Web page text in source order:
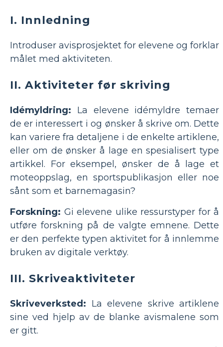
I. Innledning
Introduser avisprosjektet for elevene og forklar
målet med aktiviteten.
II. Aktiviteter før skriving
Idémyldring: La elevene idémyldre temaer
de er interessert i og ønsker å skrive om. Dette
kan variere fra detaljene i de enkelte artiklene,
eller om de ønsker å lage en spesialisert type
artikkel. For eksempel, ønsker de å lage et
moteoppslag, en sportspublikasjon eller noe
sånt som et barnemagasin?
Forskning: Gi elevene ulike ressurstyper for å
utføre forskning på de valgte emnene. Dette
er den perfekte typen aktivitet for å innlemme
bruken av digitale verktøy.
III. Skriveaktiviteter
Skriveverksted: La elevene skrive artiklene
sine ved hjelp av de blanke avismalene som
er gitt.